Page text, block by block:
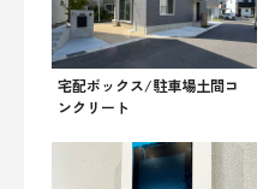
宅配ボックス/駐車場土間コ
ンクリート